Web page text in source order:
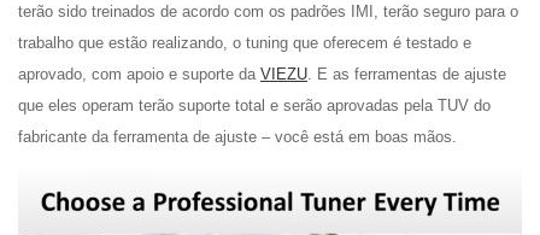
terão sido treinados de acordo com os padrões IMI, terão seguro para o
trabalho que estão realizando, o tuning que oferecem é testado e
aprovado, com apoio e suporte da VIEZU . E as ferramentas de ajuste
que eles operam terão suporte total e serão aprovadas pela TUV do
fabricante da ferramenta de ajuste – você está em boas mãos.